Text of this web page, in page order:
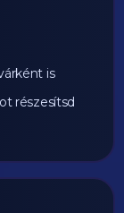
is
részesítsd